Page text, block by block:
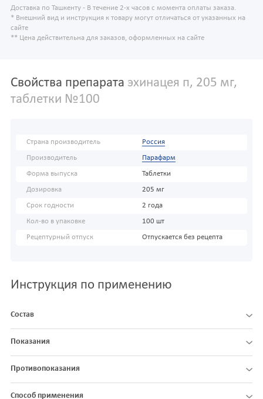
Доставка по Ташкенту - В течение 2-х часов с момента оплаты заказа.
* Внешний вид и инструкция к товару могут отличаться от указанных на
сайте
** Цена действительна для заказов, оформленных на сайте
Свойства препарата эхинацея п, 205 мг,
таблетки №100
Страна производитель Россия
Производитель Парафарм
Форма выпуска Таблетки
Дозировка 205 мг
Срок годности 2 года
Кол-во в упаковке 100 шт
Рецептурный отпуск Отпускается без рецепта
Инструкция по применению
Состав
Показания
Противопоказания
Способ применения